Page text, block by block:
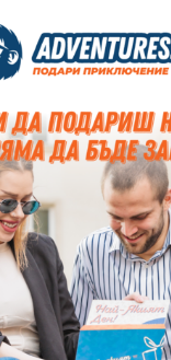
ваучер
опаковка
пожелание
подарък или ако искаш
резервация после.
Виж опциите
и
Подробности
бисквитки.
технологии, за
да подобрим
ви, да анализираме